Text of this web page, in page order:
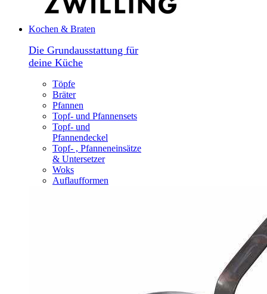
Kochen & Braten
Die Grundausstattung für
deine Küche
Töpfe
Bräter
Pfannen
Topf- und Pfannensets
Topf- und
Pfannendeckel
Topf- , Pfanneneinsätze
& Untersetzer
Woks
Auflaufformen